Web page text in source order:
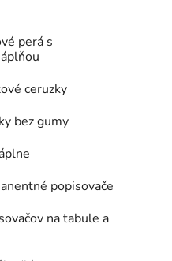
perá s
ceruzky
bez gumy
popisovače
na tabule a